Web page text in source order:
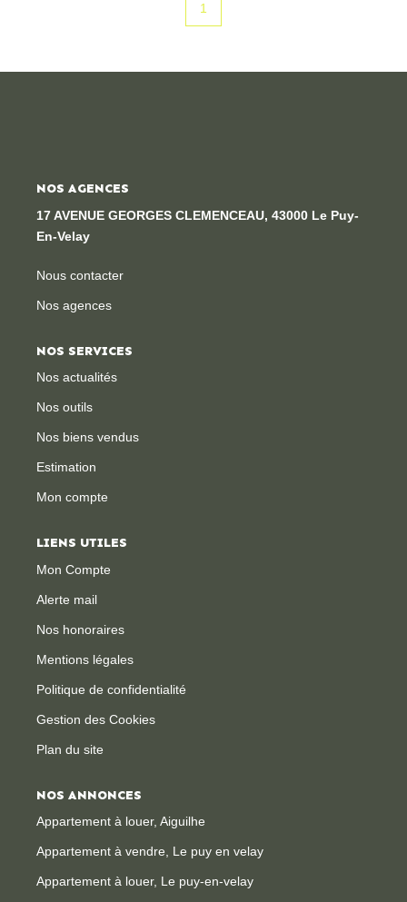
1
NOS AGENCES
17 AVENUE GEORGES CLEMENCEAU, 43000 Le Puy-
En-Velay
Nous contacter
Nos agences
NOS SERVICES
Nos actualités
Nos outils
Nos biens vendus
Estimation
Mon compte
LIENS UTILES
Mon Compte
Alerte mail
Nos honoraires
Mentions légales
Politique de confidentialité
Gestion des Cookies
Plan du site
NOS ANNONCES
Appartement à louer, Aiguilhe
Appartement à vendre, Le puy en velay
Appartement à louer, Le puy-en-velay